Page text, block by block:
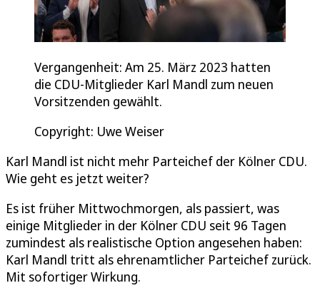
Vergangenheit: Am 25. März 2023 hatten
die CDU-Mitglieder Karl Mandl zum neuen
Vorsitzenden gewählt.
Copyright: Uwe Weiser
Karl Mandl ist nicht mehr Parteichef der Kölner CDU.
Wie geht es jetzt weiter?
Es ist früher Mittwochmorgen, als passiert, was
einige Mitglieder in der Kölner CDU seit 96 Tagen
zumindest als realistische Option angesehen haben:
Karl Mandl tritt als ehrenamtlicher Parteichef zurück.
Mit sofortiger Wirkung.